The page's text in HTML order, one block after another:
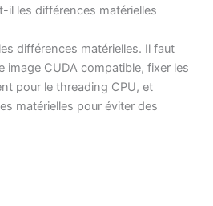
il les différences matérielles
différences matérielles. Il faut
image CUDA compatible, fixer les
pour le threading CPU, et
matérielles pour éviter des